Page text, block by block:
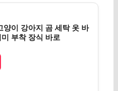
양이 강아지 곰 세탁 옷 바
부착 장식 바로